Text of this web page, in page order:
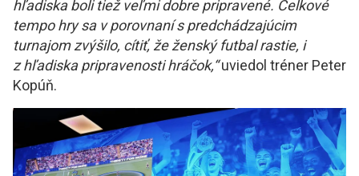
hľadiska boli tiež veľmi dobre pripravené. Celkové
tempo hry sa v porovnaní s predchádzajúcim
turnajom zvýšilo, cítiť, že ženský futbal rastie, i
z hľadiska pripravenosti hráčok,“uviedol tréner Peter
Kopúň.